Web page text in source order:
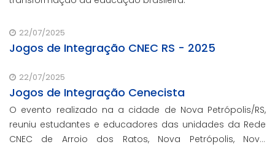
22/07/2025
Jogos de Integração CNEC RS - 2025
22/07/2025
Jogos de Integração Cenecista
O evento realizado na a cidade de Nova Petrópolis/RS,
reuniu estudantes e educadores das unidades da Rede
CNEC de Arroio dos Ratos, Nova Petrópolis, Novo